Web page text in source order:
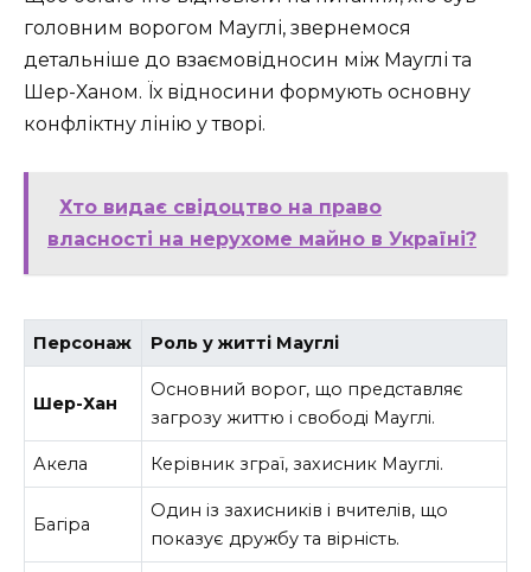
головним ворогом Мауглі, звернемося
детальніше до взаємовідносин між Мауглі та
Шер-Ханом. Їх відносини формують основну
конфліктну лінію у творі.
Хто видає свідоцтво на право
власності на нерухоме майно в Україні?
Персонаж Роль у житті Мауглі
Шер-Хан
Основний ворог, що представляє
загрозу життю і свободі Мауглі.
Акела Керівник зграї, захисник Мауглі.
Багіра
Один із захисників і вчителів, що
показує дружбу та вірність.